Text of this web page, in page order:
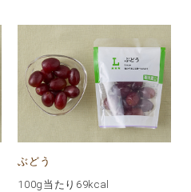
ぶどう
100g当たり69kcal